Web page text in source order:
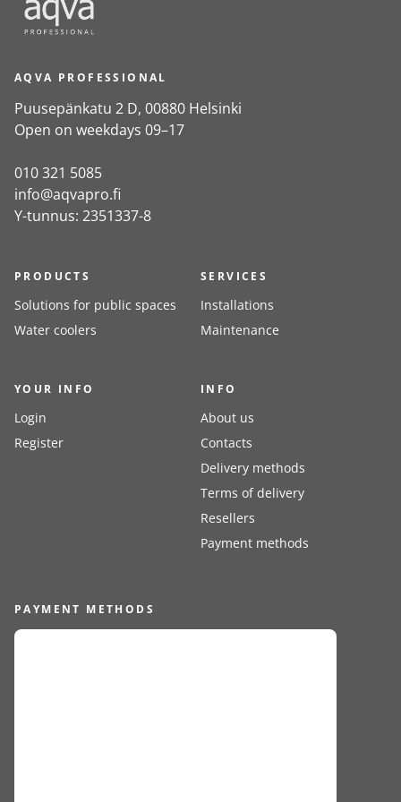
AQVA PROFESSIONAL
Puusepänkatu 2 D, 00880 Helsinki
Open on weekdays 09–17
010 321 5085
info@aqvapro.fi
Y-tunnus: 2351337-8
PRODUCTS
Solutions for public spaces
Water coolers
SERVICES
Installations
Maintenance
YOUR INFO
Login
Register
INFO
About us
Contacts
Delivery methods
Terms of delivery
Resellers
Payment methods
PAYMENT METHODS